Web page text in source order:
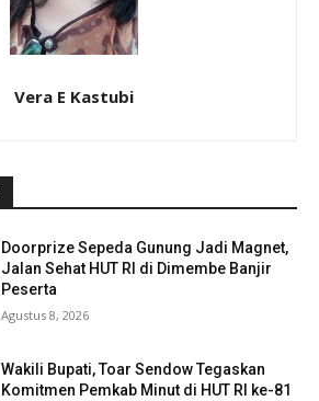
Vera E Kastubi
Doorprize Sepeda Gunung Jadi Magnet,
Jalan Sehat HUT RI di Dimembe Banjir
Peserta
Agustus 8, 2026
Wakili Bupati, Toar Sendow Tegaskan
Komitmen Pemkab Minut di HUT RI ke-81